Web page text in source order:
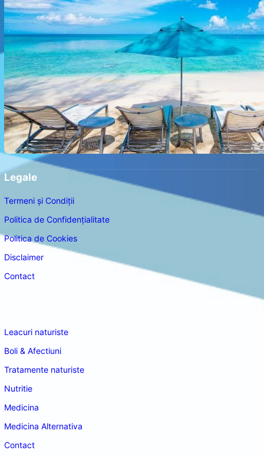
Legale
Termeni și Condiții
Politica de Confidențialitate
Politica de Cookies
Disclaimer
Contact
Leacuri naturiste
Boli & Afectiuni
Tratamente naturiste
Nutritie
Medicina
Medicina Alternativa
Contact